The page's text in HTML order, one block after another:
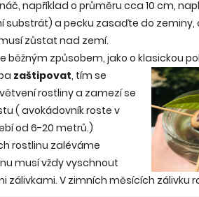
například o průměru cca 10 cm,
substrát) a pecku zasaďte do zeminy,
zůstat nad zemí.
běžným způsobem, jako o klasickou
zaštipovat, tím se
rostliny a zamezí se
( avokádovník roste v
od 6-20 metrů.)
rostlinu zaléváme
musí vždy vyschnout
zálivkami. V zimních měsících zálivku